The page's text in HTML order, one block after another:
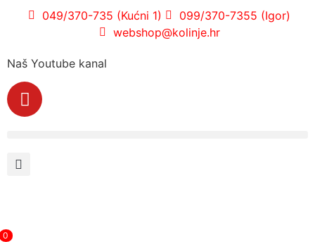
049/370-735 (Kućni 1)
099/370-7355 (Igor)
webshop@kolinje.hr
Naš Youtube kanal
0